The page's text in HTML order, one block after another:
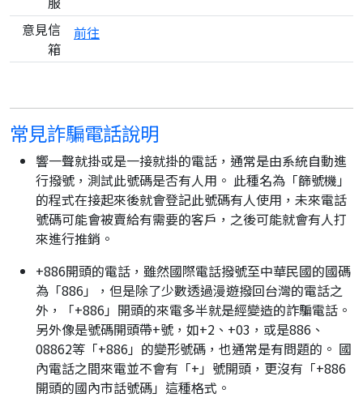
意見信
箱
前往
常見詐騙電話說明
響一聲就掛或是一接就掛的電話，通常是由系統自動進
行撥號，測試此號碼是否有人用。 此種名為「篩號機」
的程式在接起來後就會登記此號碼有人使用，未來電話
號碼可能會被賣給有需要的客戶，之後可能就會有人打
來進行推銷。
+886開頭的電話，雖然國際電話撥號至中華民國的國碼
為「886」，但是除了少數透過漫遊撥回台灣的電話之
外，「+886」開頭的來電多半就是經變造的詐騙電話。
另外像是號碼開頭帶+號，如+2、+03，或是886、
08862等「+886」的變形號碼，也通常是有問題的。 國
內電話之間來電並不會有「+」號開頭，更沒有「+886
開頭的國內市話號碼」這種格式。